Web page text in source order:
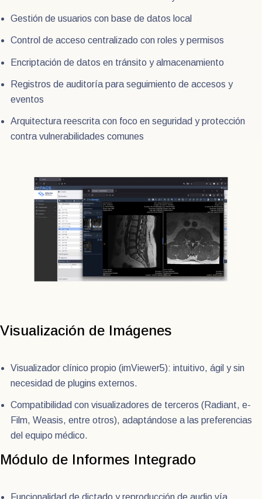
Gestión de usuarios con base de datos local
Control de acceso centralizado con roles y permisos
Encriptación de datos en tránsito y almacenamiento
Registros de auditoría para seguimiento de accesos y
eventos
Arquitectura reescrita con foco en seguridad y protección
contra vulnerabilidades comunes
Visualización de Imágenes
Visualizador clínico propio (imViewer5): intuitivo, ágil y sin
necesidad de plugins externos.
Compatibilidad con visualizadores de terceros (Radiant, e-
Film, Weasis, entre otros), adaptándose a las preferencias
del equipo médico.
Módulo de Informes Integrado